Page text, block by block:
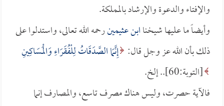
والإفتاء والدعوة والإرشاد بالمملكة.
وأيضاً ما عليها شيخناابن عثيمينرحمه الله تعالى، واستدلوا على
ذلك بأن الله عز وجل قال: إِنَّمَا الصَّدَقَاتُ لِلْفُقَرَاءِ وَالْمَسَاكِينِ
[التوبة:60].. إلخ.
فالآية حصرت، وليس هناك مصرف تاسع، والمصارف إنما